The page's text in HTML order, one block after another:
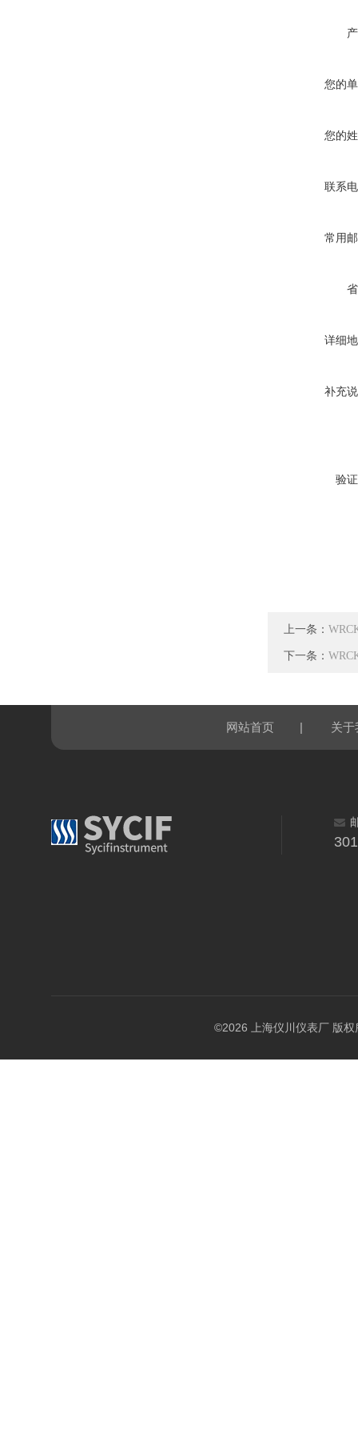
您的
您的
联系
常用
详细
补充
验
上一条：
下一条：
网站首页 | 关于
©2026 上海仪川仪表厂 版